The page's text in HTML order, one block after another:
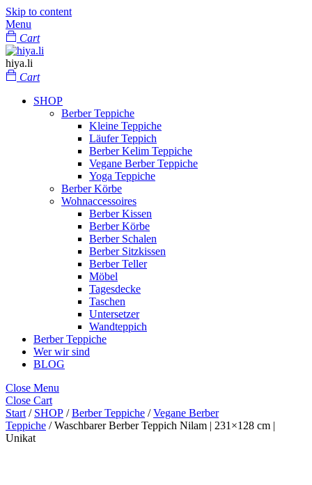
Skip to content
Menu
Cart
hiya.li
Cart
SHOP
Berber Teppiche
Kleine Teppiche
Läufer Teppich
Berber Kelim Teppiche
Vegane Berber Teppiche
Yoga Teppiche
Berber Körbe
Wohnaccessoires
Berber Kissen
Berber Körbe
Berber Schalen
Berber Sitzkissen
Berber Teller
Möbel
Tagesdecke
Taschen
Untersetzer
Wandteppich
Berber Teppiche
Wer wir sind
BLOG
Close Menu
Close Cart
Start / SHOP /Berber Teppiche /Vegane Berber
Teppiche / Waschbarer Berber Teppich Nilam | 231×128 cm |
Unikat